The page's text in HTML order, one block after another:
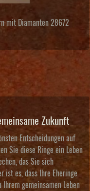
mit Diamanten 28672
Zukunft
Entscheidungen auf
Sie diese Ringe ein Leben
das Sie sich
ist es, dass Ihre Eheringe
gemeinsamen Leben